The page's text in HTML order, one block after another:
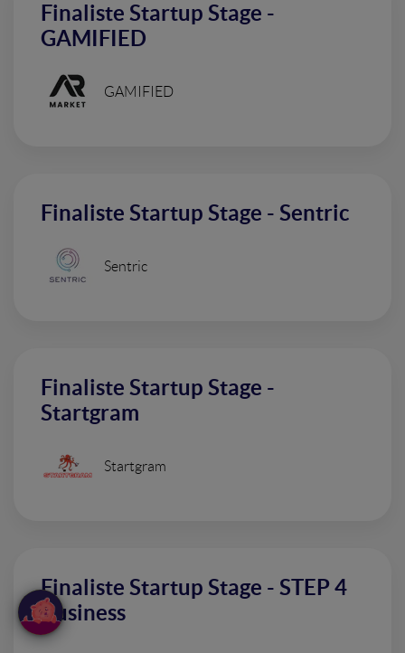
Finaliste Startup Stage -
GAMIFIED
GAMIFIED
Finaliste Startup Stage - Sentric
Sentric
Finaliste Startup Stage -
Startgram
Startgram
Finaliste Startup Stage - STEP 4
Business